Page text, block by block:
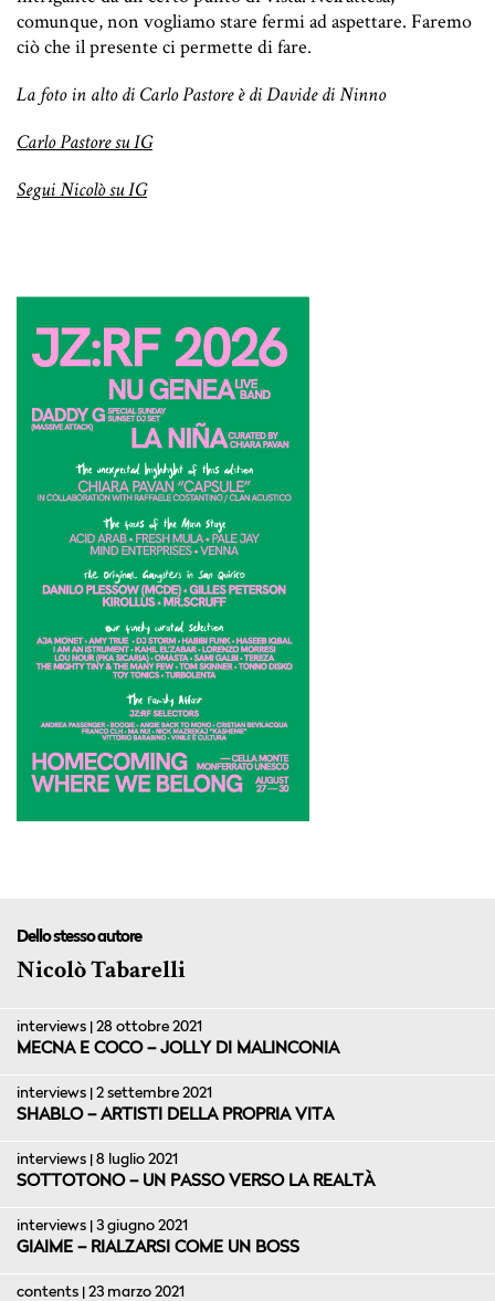
comunque, non vogliamo stare fermi ad aspettare. Faremo
ciò che il presente ci permette di fare.
La foto in alto di Carlo Pastore è di Davide di Ninno
Carlo Pastore su IG
Segui Nicolò su IG
Dello stesso autore
Nicolò Tabarelli
interviews | 28 ottobre 2021
MECNA E COCO – JOLLY DI MALINCONIA
interviews | 2 settembre 2021
SHABLO – ARTISTI DELLA PROPRIA VITA
interviews | 8 luglio 2021
SOTTOTONO – UN PASSO VERSO LA REALTÀ
interviews | 3 giugno 2021
GIAIME – RIALZARSI COME UN BOSS
contents | 23 marzo 2021